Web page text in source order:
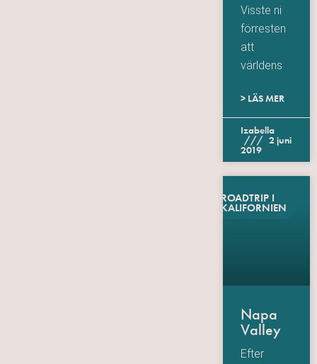
Visste ni
förresten
att
världens
> LÄS MER
Izabella
2 juni
2019
ROADTRIP I
KALIFORNIEN
Napa
Valley
Efter